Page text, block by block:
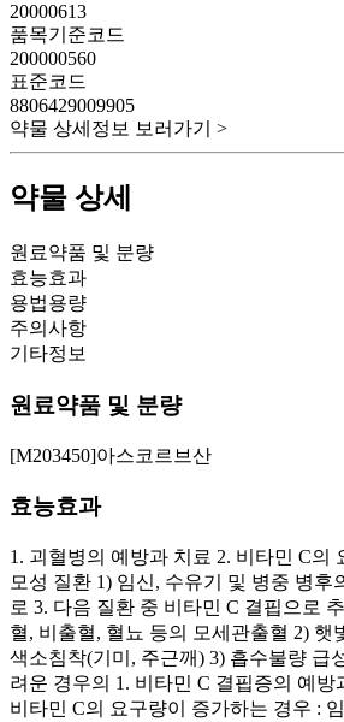
20000613
품목기준코드
200000560
표준코드
8806429009905
약물 상세정보 보러가기 >
약물 상세
원료약품 및 분량
효능효과
용법용량
주의사항
기타정보
원료약품 및 분량
[M203450]아스코르브산
효능효과
1. 괴혈병의 예방과 치료 2. 비타민 C의
모성 질환 1) 임신, 수유기 및 병중 병후
로 3. 다음 질환 중 비타민 C 결핍으로
혈, 비출혈, 혈뇨 등의 모세관출혈 2) 햇
색소침착(기미, 주근깨) 3) 흡수불량 급
려운 경우의 1. 비타민 C 결핍증의 예방
비타민 C의 요구량이 증가하는 경우 :